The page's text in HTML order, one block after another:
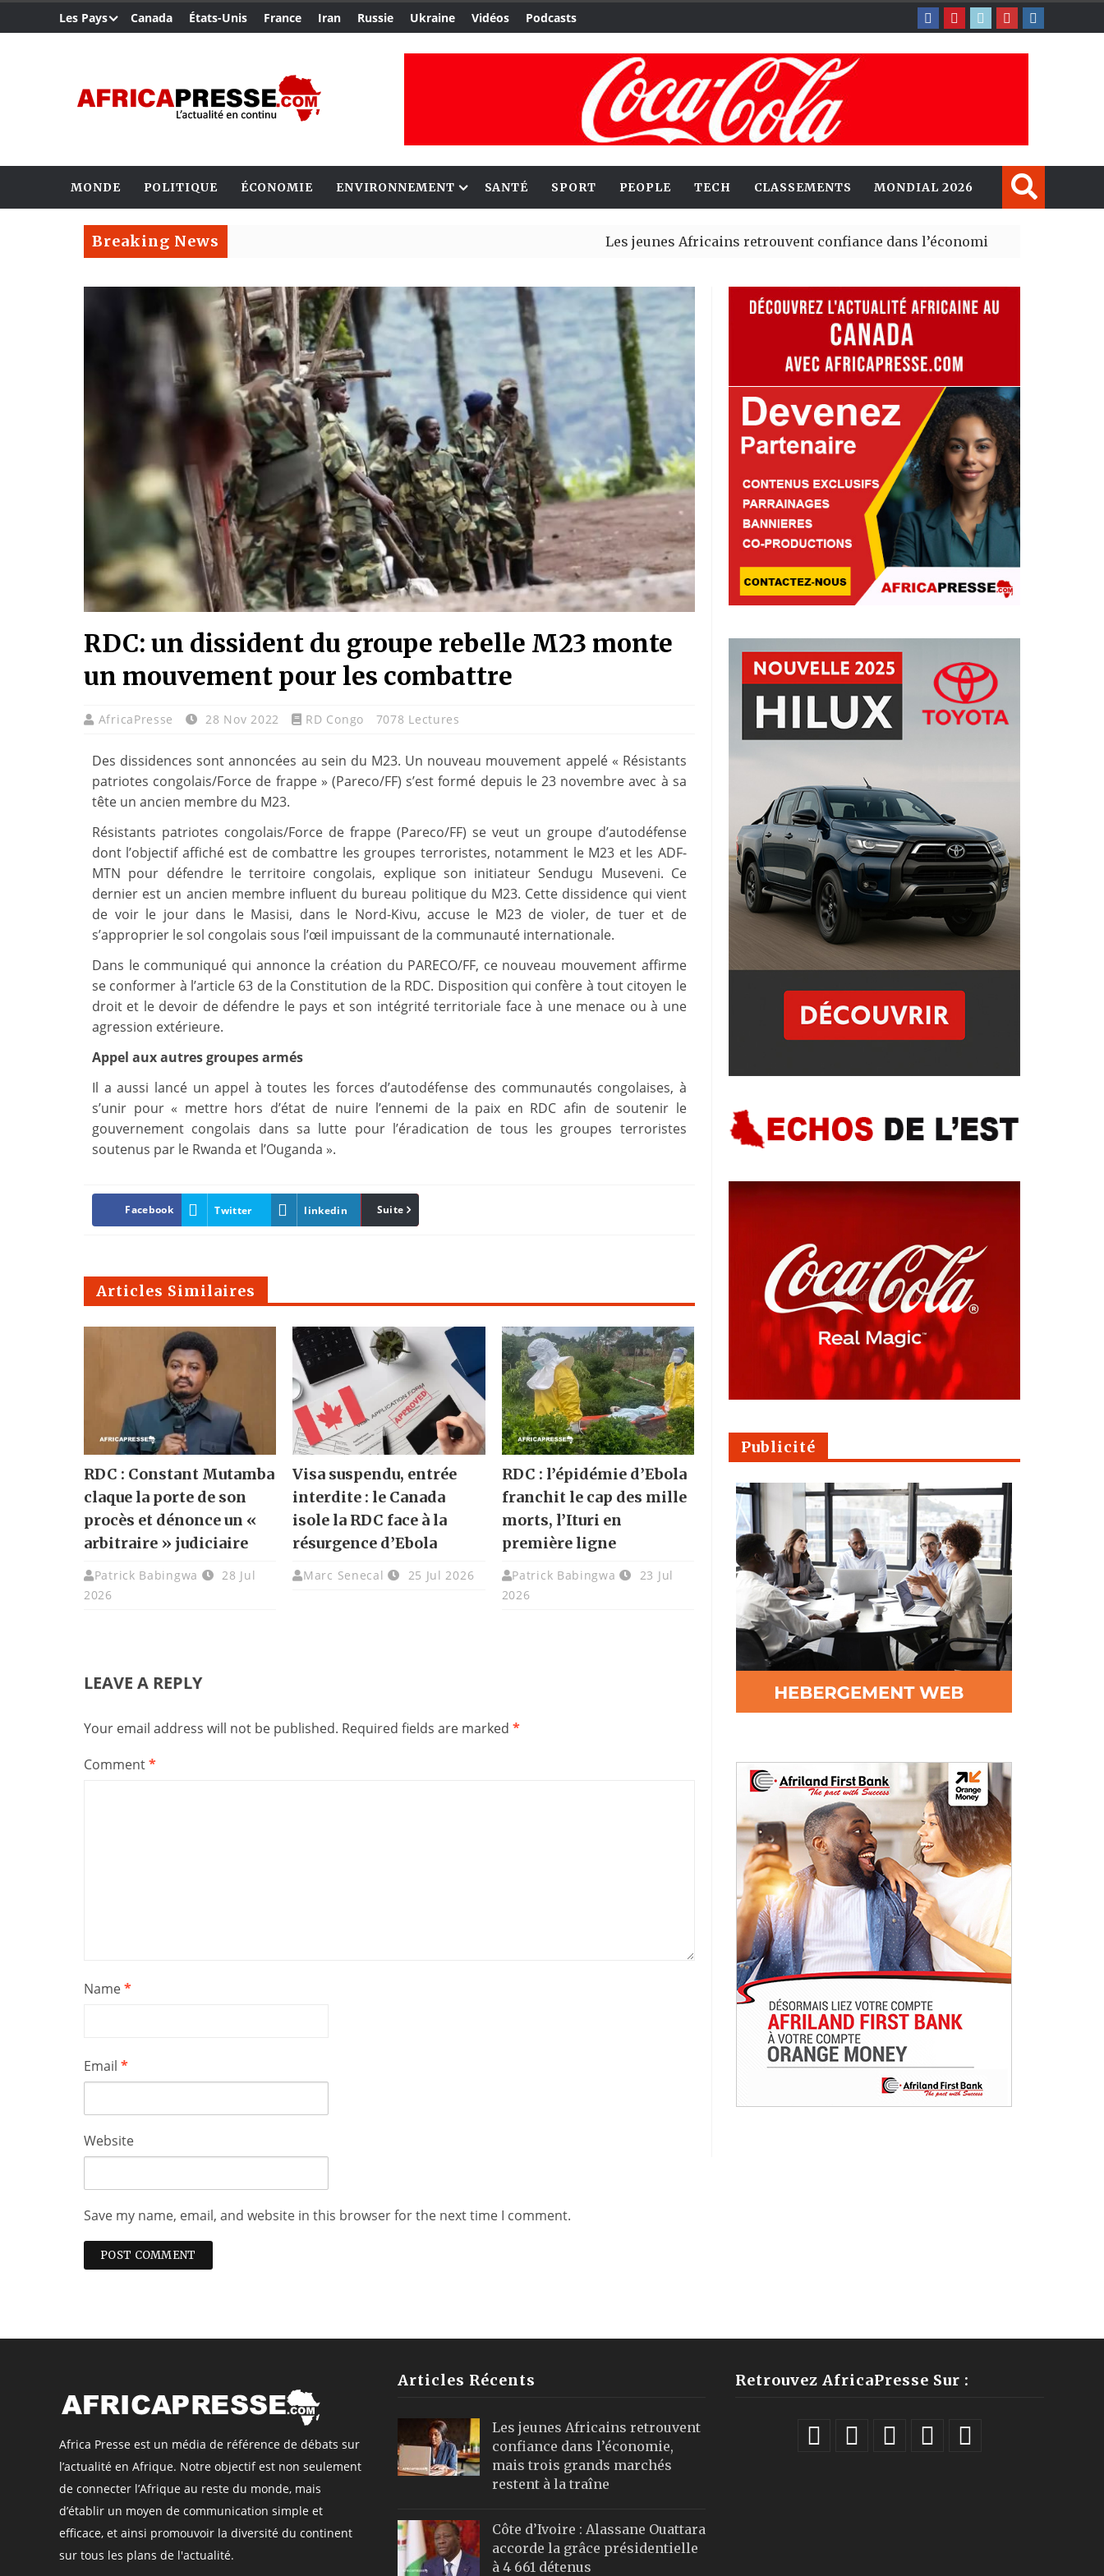
Les Pays Canada États-Unis France Iran Russie Ukraine Vidéos Podcasts
MONDE POLITIQUE ÉCONOMIE ENVIRONNEMENT SANTÉ SPORT PEOPLE TECH CLASSEMENTS MONDIAL 2026
Breaking News Les jeunes Africains retrouvent confiance dans l’économie, mais trois grands
RDC: un dissident du groupe rebelle M23 monte
un mouvement pour les combattre
AfricaPresse 28 Nov 2022 RD Congo 7078 Lectures
Des dissidences sont annoncées au sein du M23. Un nouveau mouvement appelé « Résistants
patriotes congolais/Force de frappe » (Pareco/FF) s’est formé depuis le 23 novembre avec à sa
tête un ancien membre du M23.
Résistants patriotes congolais/Force de frappe (Pareco/FF) se veut un groupe d’autodéfense
dont l’objectif affiché est de combattre les groupes terroristes, notamment le M23 et les ADF-
MTN pour défendre le territoire congolais, explique son initiateur Sendugu Museveni. Ce
dernier est un ancien membre influent du bureau politique du M23. Cette dissidence qui vient
de voir le jour dans le Masisi, dans le Nord-Kivu, accuse le M23 de violer, de tuer et de
s’approprier le sol congolais sous l’œil impuissant de la communauté internationale.
Dans le communiqué qui annonce la création du PARECO/FF, ce nouveau mouvement affirme
se conformer à l’article 63 de la Constitution de la RDC. Disposition qui confère à tout citoyen le
droit et le devoir de défendre le pays et son intégrité territoriale face à une menace ou à une
agression extérieure.
Appel aux autres groupes armés
Il a aussi lancé un appel à toutes les forces d’autodéfense des communautés congolaises, à
s’unir pour « mettre hors d’état de nuire l’ennemi de la paix en RDC afin de soutenir le
gouvernement congolais dans sa lutte pour l’éradication de tous les groupes terroristes
soutenus par le Rwanda et l’Ouganda ».
Facebook Twitter linkedin Pinterest
Suite
Articles Similaires
RDC : Constant Mutamba
claque la porte de son
procès et dénonce un «
arbitraire » judiciaire
Patrick Babingwa
28 Jul
2026
Visa suspendu, entrée
interdite : le Canada
isole la RDC face à la
résurgence d’Ebola
Marc Senecal 25 Jul 2026
RDC : l’épidémie d’Ebola
franchit le cap des mille
morts, l’Ituri en
première ligne
Patrick Babingwa
23 Jul
2026
LEAVE A REPLY
Your email address will not be published. Required fields are marked *
Comment*
Name*
Email *
Website
Save my name, email, and website in this browser for the next time I comment.
Publicité
Africa Presse est un média de référence de débats sur
l’actualité en Afrique. Notre objectif est non seulement
de connecter l’Afrique au reste du monde, mais
d’établir un moyen de communication simple et
efficace, et ainsi promouvoir la diversité du continent
sur tous les plans de l'actualité.
Articles Récents
Les jeunes Africains retrouvent
confiance dans l’économie,
mais trois grands marchés
restent à la traîne
Côte d’Ivoire : Alassane Ouattara
accorde la grâce présidentielle
à 4 661 détenus
Retrouvez AfricaPresse Sur :